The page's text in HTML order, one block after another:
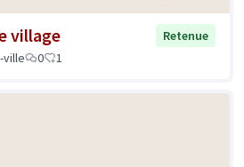
village
Retenue
ville
0 1